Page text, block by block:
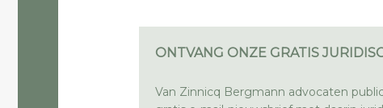
ONTVANG ONZE GRATIS
Van Zinnicq Bergmann advocaten